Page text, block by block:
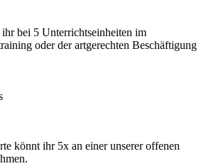
bei 5 Unterrichtseinheiten im
oder der artgerechten Beschäftigung
könnt ihr 5x an einer unserer offenen